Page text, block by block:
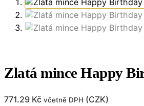
Zlatá mince Happy
771.29 Kč včetně DPH (CZK)